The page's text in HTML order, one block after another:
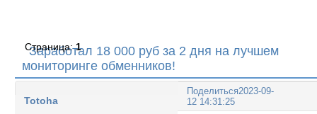
Заработал 18 000 руб за 2 дня на лучшем
мониторинге обменников!
Страница:1
Поделиться2023-09-
12 14:31:25
Totoha